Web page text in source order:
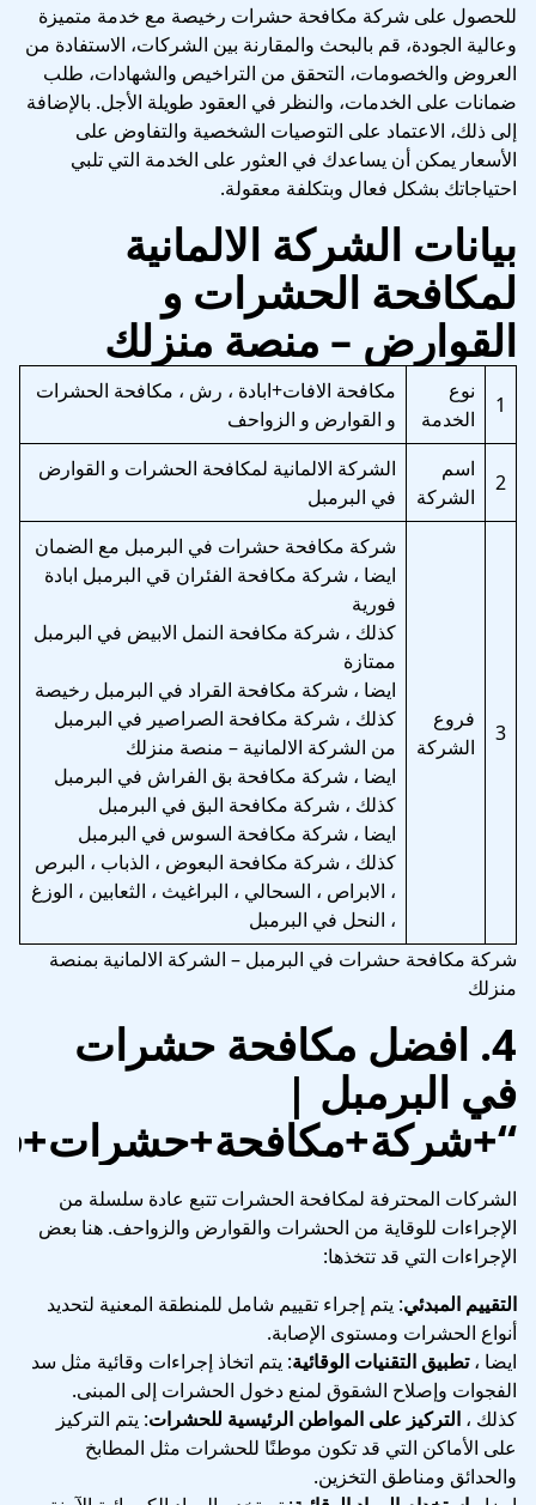
للحصول على شركة مكافحة حشرات رخيصة مع خدمة متميزة
وعالية الجودة، قم بالبحث والمقارنة بين الشركات، الاستفادة من
العروض والخصومات، التحقق من التراخيص والشهادات، طلب
ضمانات على الخدمات، والنظر في العقود طويلة الأجل. بالإضافة
إلى ذلك، الاعتماد على التوصيات الشخصية والتفاوض على
الأسعار يمكن أن يساعدك في العثور على الخدمة التي تلبي
احتياجاتك بشكل فعال وبتكلفة معقولة.
بيانات الشركة الالمانية
لمكافحة الحشرات و
القوارض – منصة منزلك
1
نوع
الخدمة
مكافحة الافات+ابادة ، رش ، مكافحة الحشرات
و القوارض و الزواحف
2
اسم
الشركة
الشركة الالمانية لمكافحة الحشرات و القوارض
في البرمبل
3
فروع
الشركة
شركة مكافحة حشرات في البرمبل مع الضمان
ايضا ، شركة مكافحة الفئران قي البرمبل ابادة
فورية
كذلك ، شركة مكافحة النمل الابيض في البرمبل
ممتازة
ايضا ، شركة مكافحة القراد في البرمبل رخيصة
كذلك ، شركة مكافحة الصراصير في البرمبل
من الشركة الالمانية – منصة منزلك
ايضا ، شركة مكافحة بق الفراش في البرمبل
كذلك ، شركة مكافحة البق في البرمبل
ايضا ، شركة مكافحة السوس في البرمبل
كذلك ، شركة مكافحة البعوض ، الذباب ، البرص
، الابراص ، السحالي ، البراغيث ، الثعابين ، الوزغ
، النحل في البرمبل
شركة مكافحة حشرات في البرمبل – الشركة الالمانية بمنصة
منزلك
4. افضل مكافحة حشرات
في البرمبل |
الشركات المحترفة لمكافحة الحشرات تتبع عادة سلسلة من
الإجراءات للوقاية من الحشرات والقوارض والزواحف. هنا بعض
الإجراءات التي قد تتخذها:
التقييم المبدئي: يتم إجراء تقييم شامل للمنطقة المعنية لتحديد
أنواع الحشرات ومستوى الإصابة.
ايضا ،تطبيق التقنيات الوقائية: يتم اتخاذ إجراءات وقائية مثل سد
الفجوات وإصلاح الشقوق لمنع دخول الحشرات إلى المبنى.
كذلك ، التركيز على المواطن الرئيسية للحشرات: يتم التركيز
على الأماكن التي قد تكون موطنًا للحشرات مثل المطابخ
والحدائق ومناطق التخزين.